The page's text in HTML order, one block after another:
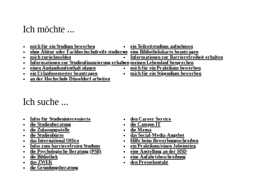
Ich möchte ...
mich für ein Studium bewerben
ohne Abitur oder Fachhochschulreife studieren
mich zurückmelden
Informationen zur Studienfinanzierung erhalten
einen Auslandsaufenthalt planen
ein Urlaubssemester beantragen
an der Hochschule Düsseldorf arbeiten
ein Teilzeitstudium aufnehmen
eine Bibliothekskarte beantragen
Informationen zur Barrierefreiheit erhalten
meinen Lebenslauf besprechen
mich für ein Praktikum bewerben
mich für ein Stipendium bewerben
Ich suche ...
Infos für Studieninteressierte
die Studienberatung
die Zulassungsstelle
die Studienbüros
das International Office
Infos zum barrierefreien Studium
die Psychologische Beratung (PSB)
die Bibliothek
das ZWEK
die Gründungsberatung
den Career Service
die Campus IT
die Mensa
das Social-Media-Angebot
Hilfe beim Bewerbungsschreiben
ein Praktikum/einen Jobeinstieg
eine Anstellung an der HSD
eine Anfahrtsbeschreibung
den Pressekontakt